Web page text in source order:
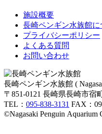
施設概要
長崎ペンギン水族館に
プライバシーポリシー
よくある質問
お問い合わせ
長崎ペンギン水族館 (
〒851-0121 長崎県長崎市宿
TEL： 095-838-3131 FAX：
©Nagasaki Penguin Aquarium